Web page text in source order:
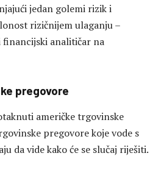
jedan golemi rizik i
rizičnijem ulaganju –
financijski analitičar na
pregovore
američke trgovinske
pregovore koje vode s
da vide kako će se slučaj riješiti.